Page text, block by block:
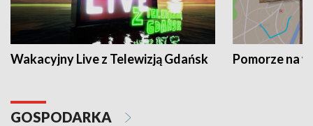
Wakacyjny Live z Telewizją Gdańsk Pomorze na
GOSPODARKA